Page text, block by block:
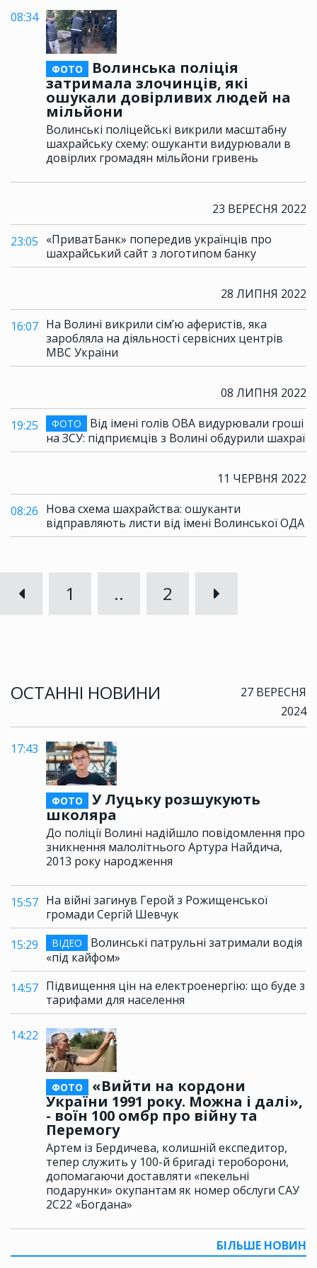
ОСТАННІ НОВИНИ
27 ВЕРЕСНЯ
2024
17:43
ФОТО
У Луцьку розшукують
школяра
До поліції Волині надійшло повідомлення про
зникнення малолітнього Артура Найдича,
2013 року народження
15:57 На війні загинув Герой з Рожищенської
громади Сергій Шевчук
15:29
ВІДЕО
Волинські патрульні затримали водія
«під кайфом»
14:57 Підвищення цін на електроенергію: що буде з
тарифами для населення
14:22
ФОТО
«Вийти на кордони
України 1991 року. Можна і далі»,
- воїн 100 омбр про війну та
Перемогу
Артем із Бердичева, колишній експедитор,
тепер служить у 100-й бригаді тероборони,
допомагаючи доставляти «пекельні
подарунки» окупантам як номер обслуги САУ
2С22 «Богдана»
БІЛЬШЕ НОВИН
08:34
ФОТО
Волинська поліція
затримала злочинців, які
ошукали довірливих людей на
мільйони
Волинські поліцейські викрили масштабну
шахрайську схему: ошуканти видурювали в
довірлих громадян мільйони гривень
23 ВЕРЕСНЯ 2022
23:05 «ПриватБанк» попередив українців про
шахрайський сайт з логотипом банку
28 ЛИПНЯ 2022
16:07 На Волині викрили сім’ю аферистів, яка
заробляла на діяльності сервісних центрів
МВС України
08 ЛИПНЯ 2022
19:25 ФОТО
Від імені голів ОВА видурювали гроші
на ЗСУ: підприємців з Волині обдурили шахраї
11 ЧЕРВНЯ 2022
08:26 Нова схема шахрайства: ошуканти
відправляють листи від імені Волинської ОДА
1 .. 2